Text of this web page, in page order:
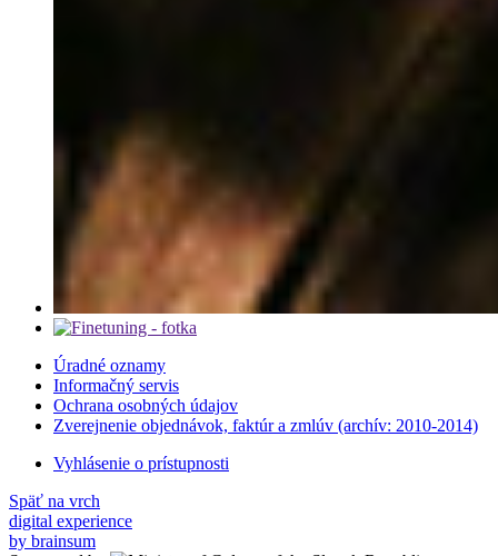
Úradné oznamy
Informačný servis
Ochrana osobných údajov
Zverejnenie objednávok, faktúr a zmlúv (archív: 2010-2014)
Vyhlásenie o prístupnosti
Späť na vrch
digital experience
by brainsum